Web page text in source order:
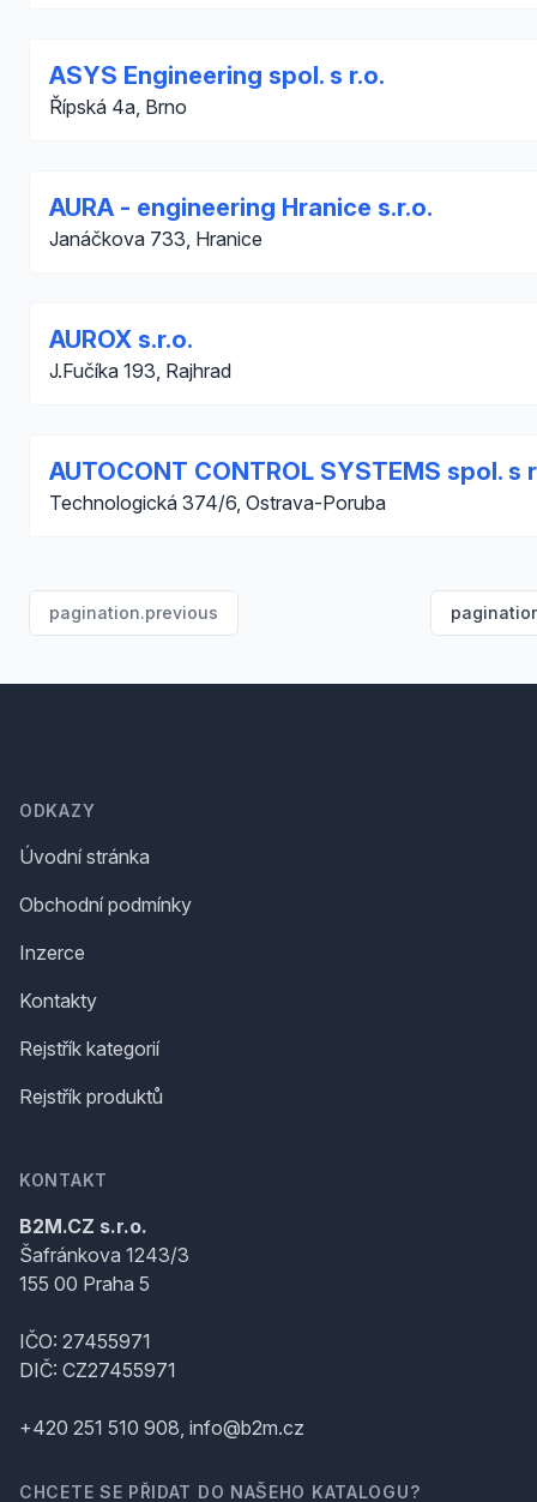
ASYS Engineering spol. s r.o.
Řípská 4a, Brno
AURA - engineering Hranice s.r.o.
Janáčkova 733, Hranice
AUROX s.r.o.
J.Fučíka 193, Rajhrad
AUTOCONT CONTROL SYSTEMS spol. s
Technologická 374/6, Ostrava-Poruba
pagination.previous
ODKAZY
Úvodní stránka
Obchodní podmínky
Inzerce
Kontakty
Rejstřík kategorií
Rejstřík produktů
KONTAKT
B2M.CZ s.r.o.
Šafránkova 1243/3
155 00 Praha 5
IČO: 27455971
DIČ: CZ27455971
+420 251 510 908, info@b2m.cz
CHCETE SE PŘIDAT DO NAŠEHO KATALOGU?